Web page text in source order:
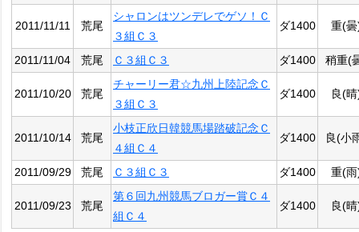
2011/11/11 荒尾
シャロンはツンデレでゲソ！Ｃ
３組Ｃ３
ダ1400 重(
2011/11/04 荒尾 Ｃ３組Ｃ３ ダ1400 稍重(
2011/10/20 荒尾
チャーリー君☆九州上陸記念Ｃ
３組Ｃ３
ダ1400 良(
2011/10/14 荒尾
小枝正欣日韓競馬場踏破記念Ｃ
４組Ｃ４
ダ1400 良(小
2011/09/29 荒尾 Ｃ３組Ｃ３ ダ1400 重(
2011/09/23 荒尾
第６回九州競馬ブロガー賞Ｃ４
組Ｃ４
ダ1400 良(